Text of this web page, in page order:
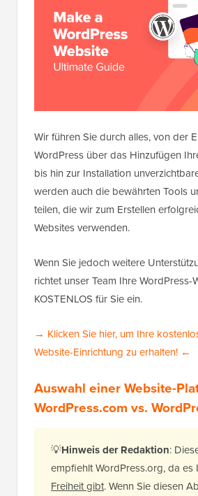
Wir führen Sie durch alles, von der
WordPress über das Hinzufügen
bis hin zur Installation
werden auch die bewährten Tools
teilen, die wir zum Erstellen
Websites verwenden.
Wenn Sie jedoch weitere
richtet unser Team Ihre WordPress-
KOSTENLOS für Sie ein.
→ Klicken Sie hier, um Ihre
Website-Einrichtung zu erhalten! ←
Auswahl einer Website-
WordPress.com vs.
💡Hinweis der Redaktion:
empfiehlt WordPress.org, da es
Freiheit gibt. Wenn Sie diesen